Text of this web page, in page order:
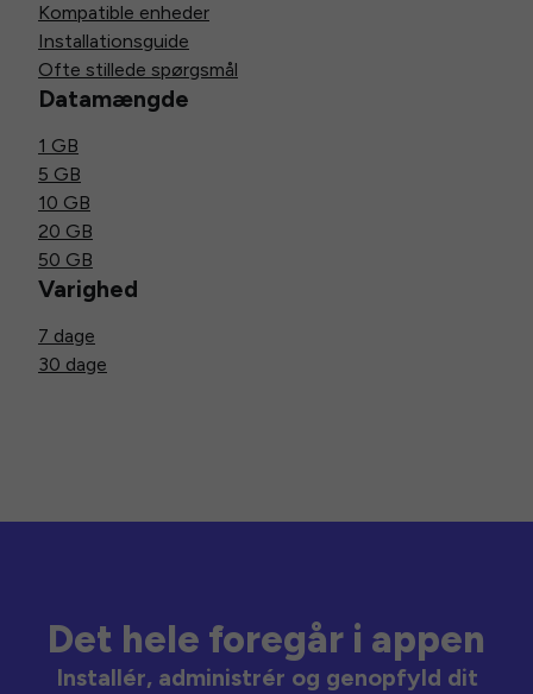
Kompatible enheder
Installationsguide
Ofte stillede spørgsmål
Datamængde
1 GB
5 GB
10 GB
20 GB
50 GB
Varighed
7 dage
30 dage
Det hele foregår i appen
Installér, administrér og genopfyld dit